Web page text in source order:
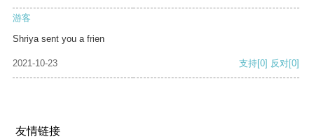
游客
Shriya sent you a frien
2021-10-23 支持[0] 反对[0]
友情链接